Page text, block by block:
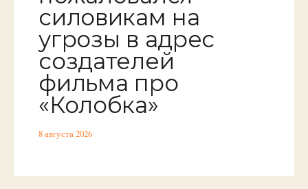
силовикам на
угрозы в адрес
создателей
фильма про
«Колобка»
8 августа 2026